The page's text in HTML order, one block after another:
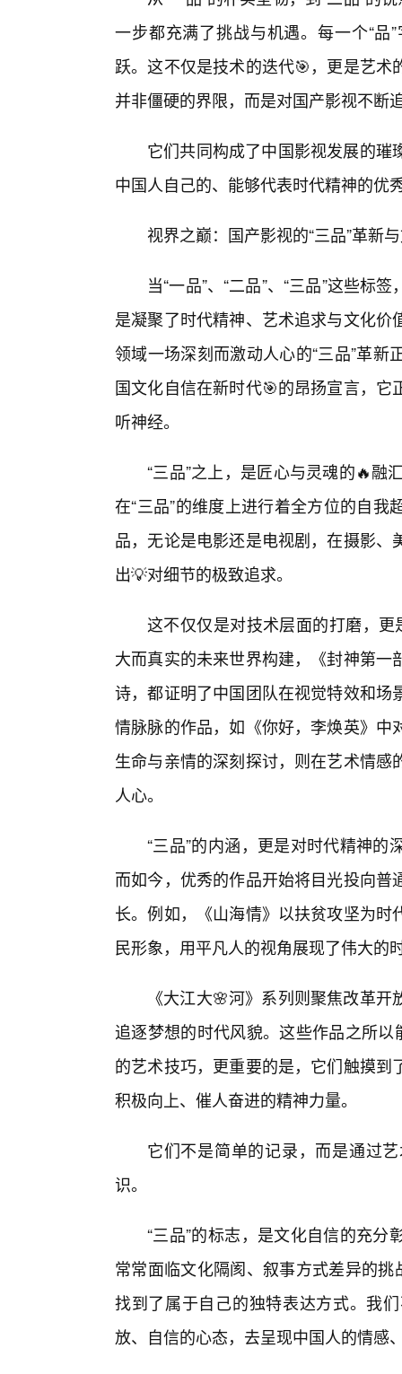
一步都充满了挑战与机遇。每一个“
跃。这不仅是技术的迭代🎯，更是艺
并非僵硬的界限，而是对国产影视不断
它们共同构成了中国影视发展的
中国人自己的、能够代表时代精神的优
视界之巅：国产影视的“三品”革新
当“一品”、“二品”、“三品”这些标
是凝聚了时代精神、艺术追求与文化
领域一场深刻而激动人心的“三品”革
国文化自信在新时代🎯的昂扬宣言，
听神经。
“三品”之上，是匠心与灵魂的🔥
在“三品”的维度上进行着全方位的自
品，无论是电影还是电视剧，在摄影
出💡对细节的极致追求。
这不仅仅是对技术层面的打磨，
大而真实的未来世界构建，《封神第
诗，都证明了中国团队在视觉特效和
情脉脉的作品，如《你好，李焕英》
生命与亲情的深刻探讨，则在艺术情
人心。
“三品”的内涵，更是对时代精神
而如今，优秀的作品开始将目光投向
长。例如，《山海情》以扶贫攻坚为
民形象，用平凡人的视角展现了伟大的
《大江大🌸河》系列则聚焦改革
追逐梦想的时代风貌。这些作品之所
的艺术技巧，更重要的是，它们触摸
积极向上、催人奋进的精神力量。
它们不是简单的记录，而是通过
识。
“三品”的标志，是文化自信的充
常常面临文化隔阂、叙事方式差异的
找到了属于自己的独特表达方式。我
放、自信的心态，去呈现中国人的情感